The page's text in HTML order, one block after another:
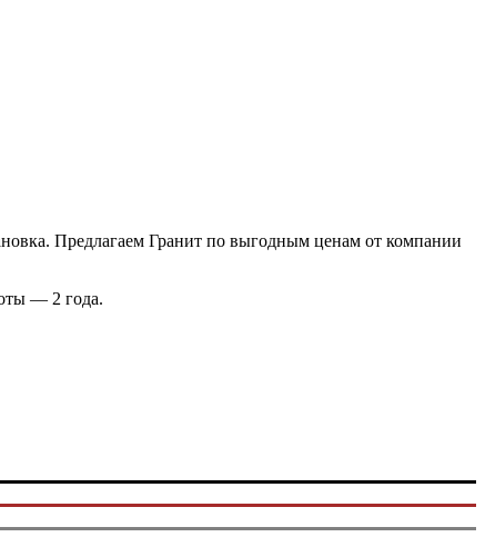
Предлагаем Гранит по выгодным ценам от компании
— 2 года.